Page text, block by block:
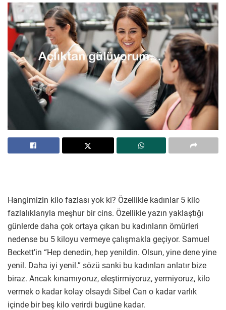
Hangimizin kilo fazlası yok ki? Özellikle kadınlar 5 kilo
fazlalıklarıyla meşhur bir cins. Özellikle yazın yaklaştığı
günlerde daha çok ortaya çıkan bu kadınların ömürleri
nedense bu 5 kiloyu vermeye çalışmakla geçiyor. Samuel
Beckett’in “Hep denedin, hep yenildin. Olsun, yine dene yine
yenil. Daha iyi yenil.” sözü sanki bu kadınları anlatır bize
biraz. Ancak kınamıyoruz, eleştirmiyoruz, yermiyoruz, kilo
vermek o kadar kolay olsaydı Sibel Can o kadar varlık
içinde bir beş kilo verirdi bugüne kadar.